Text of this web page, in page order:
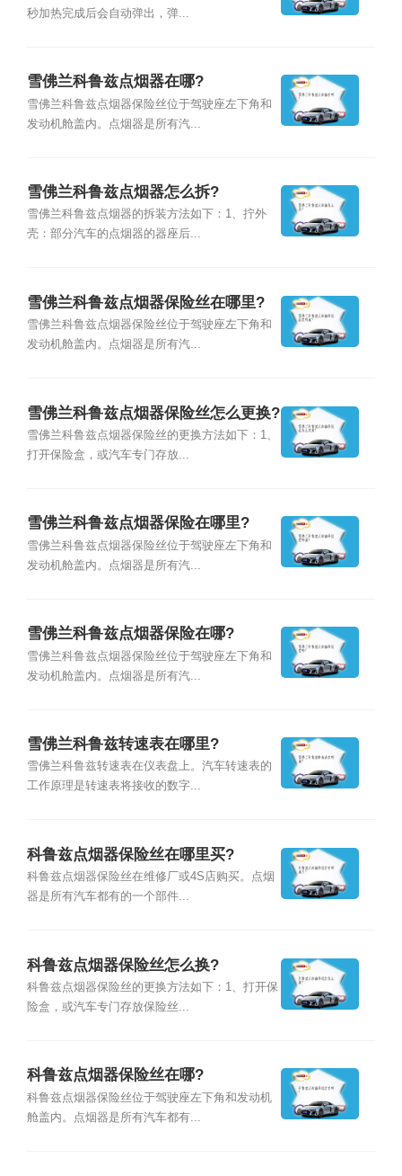
秒加热完成后会自动弹出，弹...
雪佛兰科鲁兹点烟器在哪?
雪佛兰科鲁兹点烟器保险丝位于驾驶座左下角和
发动机舱盖内。点烟器是所有汽...
雪佛兰科鲁兹点烟器怎么拆?
雪佛兰科鲁兹点烟器的拆装方法如下：1、拧外
壳：部分汽车的点烟器的器座后...
雪佛兰科鲁兹点烟器保险丝在哪里?
雪佛兰科鲁兹点烟器保险丝位于驾驶座左下角和
发动机舱盖内。点烟器是所有汽...
雪佛兰科鲁兹点烟器保险丝怎么更换?
雪佛兰科鲁兹点烟器保险丝的更换方法如下：1、
打开保险盒，或汽车专门存放...
雪佛兰科鲁兹点烟器保险在哪里?
雪佛兰科鲁兹点烟器保险丝位于驾驶座左下角和
发动机舱盖内。点烟器是所有汽...
雪佛兰科鲁兹点烟器保险在哪?
雪佛兰科鲁兹点烟器保险丝位于驾驶座左下角和
发动机舱盖内。点烟器是所有汽...
雪佛兰科鲁兹转速表在哪里?
雪佛兰科鲁兹转速表在仪表盘上。汽车转速表的
工作原理是转速表将接收的数字...
科鲁兹点烟器保险丝在哪里买?
科鲁兹点烟器保险丝在维修厂或4S店购买。点烟
器是所有汽车都有的一个部件...
科鲁兹点烟器保险丝怎么换?
科鲁兹点烟器保险丝的更换方法如下：1、打开保
险盒，或汽车专门存放保险丝...
科鲁兹点烟器保险丝在哪?
科鲁兹点烟器保险丝位于驾驶座左下角和发动机
舱盖内。点烟器是所有汽车都有...